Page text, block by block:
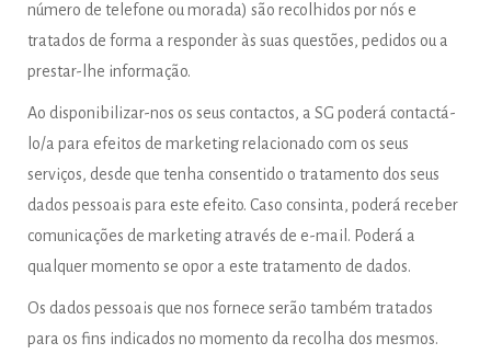
número de telefone ou morada) são recolhidos por nós e
tratados de forma a responder às suas questões, pedidos ou a
prestar-lhe informação.
Ao disponibilizar-nos os seus contactos, a SG poderá contactá-
lo/a para efeitos de marketing relacionado com os seus
serviços, desde que tenha consentido o tratamento dos seus
dados pessoais para este efeito. Caso consinta, poderá receber
comunicações de marketing através de e-mail. Poderá a
qualquer momento se opor a este tratamento de dados.
Os dados pessoais que nos fornece serão também tratados
para os fins indicados no momento da recolha dos mesmos.